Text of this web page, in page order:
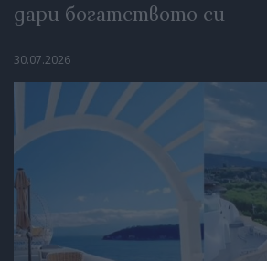
дари богатството си
30.07.2026